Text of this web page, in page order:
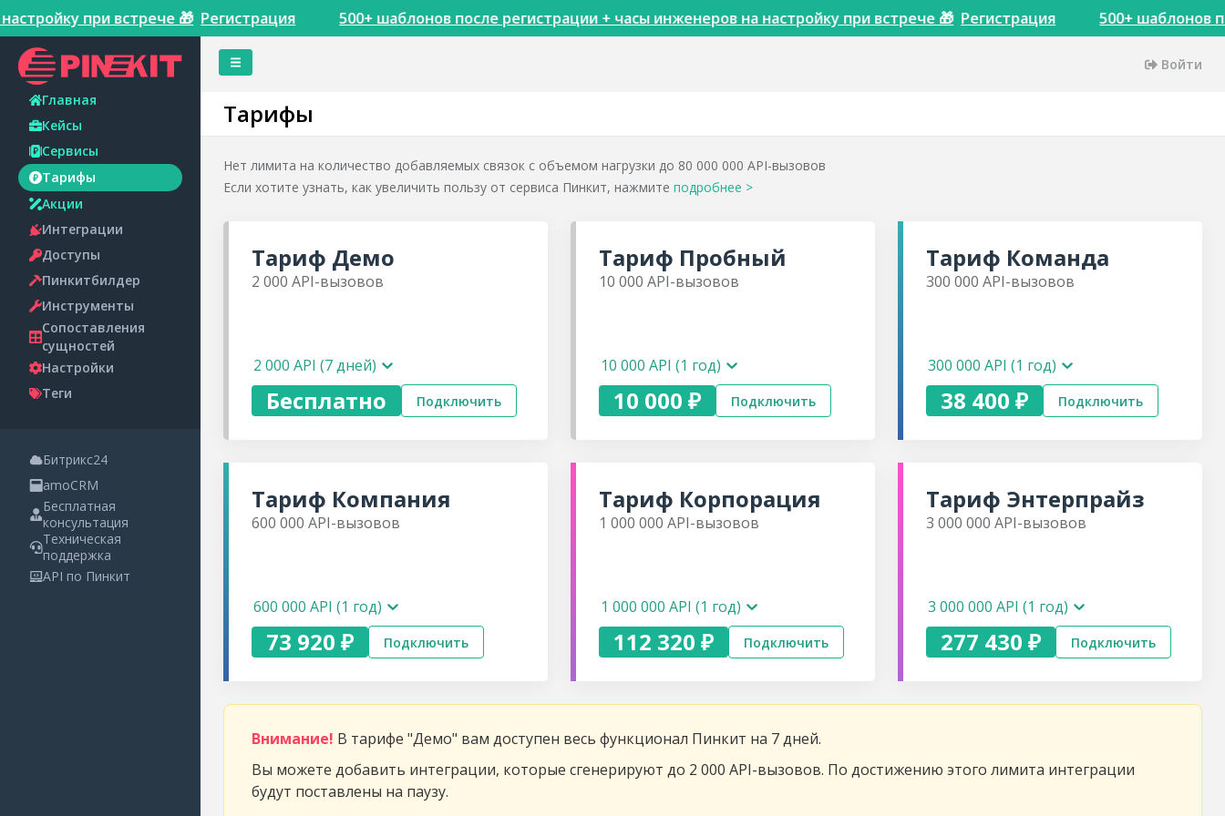
при встрече 🎁 Регистрация 500+ шаблонов после регистрации + часы инженеров на настройку при встрече 🎁 Регистрация 500+ шаблонов
Главная
Кейсы
Сервисы
Тарифы
Акции
Интеграции
Доступы
Пинкитбилдер
Инструменты
Сопоставления
сущностей
Настройки
Теги
Битрикс24
amoCRM
Бесплатная
консультация
Техническая
поддержка
API по Пинкит
Войти
Тарифы
Нет лимита на количество добавляемых связок с объемом нагрузки до 80 000 000 API-вызовов
Если хотите узнать, как увеличить пользу от сервиса Пинкит, нажмите подробнее >
Тариф Демо
2 000 API-вызовов
2 000 API (7 дней)
Бесплатно Подключить
Тариф Пробный
10 000 API-вызовов
10 000 API (1 год)
10 000 ₽ Подключить
Тариф Команда
300 000 API-вызовов
300 000 API (1 год)
38 400 ₽ Подключить
Тариф Компания
600 000 API-вызовов
600 000 API (1 год)
73 920 ₽ Подключить
Тариф Корпорация
1 000 000 API-вызовов
1 000 000 API (1 год)
112 320 ₽ Подключить
Тариф Энтерпрайз
3 000 000 API-вызовов
3 000 000 API (1 год)
277 430 ₽ Подключить
Внимание! В тарифе "Демо" вам доступен весь функционал Пинкит на 7 дней.
Вы можете добавить интеграции, которые сгенерируют до 2 000 API-вызовов. По достижению этого лимита интеграции
будут поставлены на паузу.